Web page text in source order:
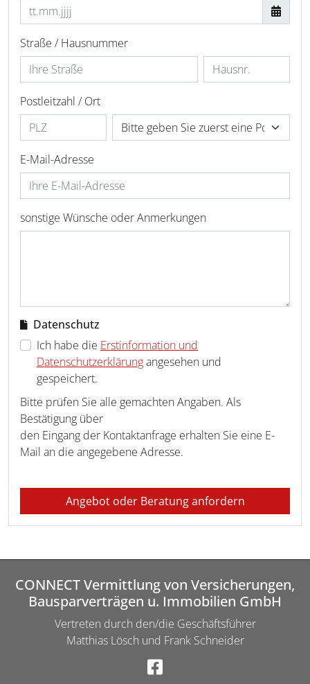
Straße / Hausnummer
Postleitzahl / Ort
E-Mail-Adresse
sonstige Wünsche oder Anmerkungen
Datenschutz
Ich habe die Erstinformation und
Datenschutzerklärungangesehen und
gespeichert.
Bitte prüfen Sie alle gemachten Angaben. Als
Bestätigung über
den Eingang der Kontaktanfrage erhalten Sie eine E-
Mail an die angegebene Adresse.
Angebot oder Beratung anfordern
CONNECT Vermittlung von Versicherungen,
Bausparverträgen u. Immobilien GmbH
Vertreten durch den/die Geschäftsführer
Matthias Lösch und Frank Schneider